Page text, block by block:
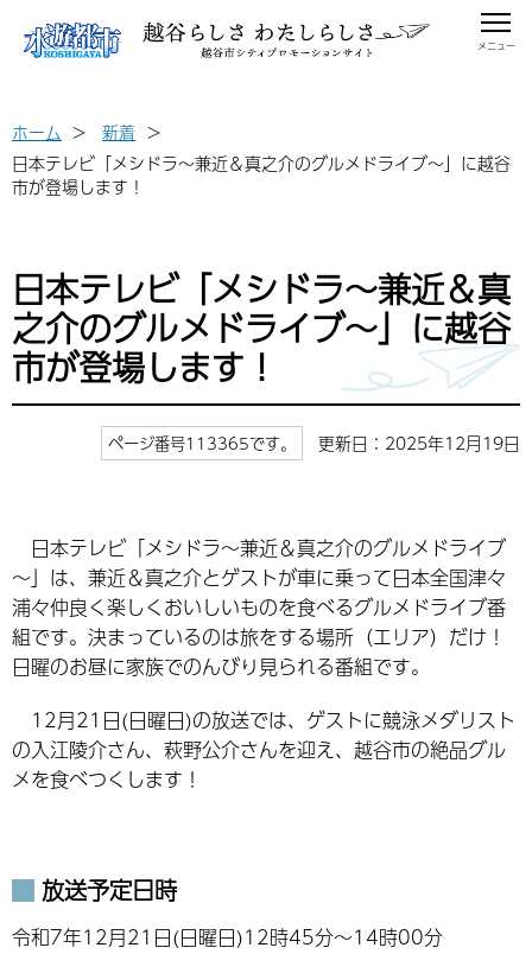
メニュー
ホーム
新着
日本テレビ「メシドラ～兼近＆真之介のグルメドライブ～」に越谷
市が登場します！
日本テレビ「メシドラ～兼近＆真
之介のグルメドライブ～」に越谷
市が登場します！
ページ番号113365です。 更新日：2025年12月19日
日本テレビ「メシドラ～兼近＆真之介のグルメドライブ
～」は、兼近＆真之介とゲストが車に乗って日本全国津々
浦々仲良く楽しくおいしいものを食べるグルメドライブ番
組です。決まっているのは旅をする場所（エリア）だけ！
日曜のお昼に家族でのんびり見られる番組です。
12月21日(日曜日)の放送では、ゲストに競泳メダリスト
の入江陵介さん、萩野公介さんを迎え、越谷市の絶品グル
メを食べつくします！
放送予定日時
令和7年12月21日(日曜日)12時45分～14時00分